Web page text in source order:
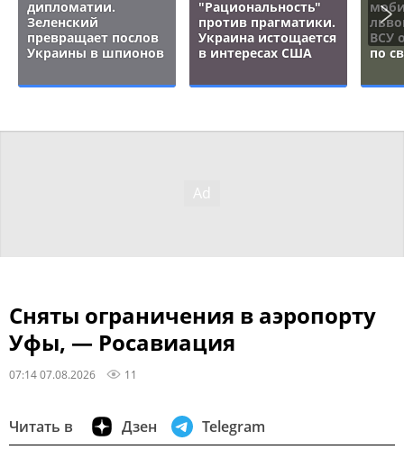
дипломатии.
Зеленский
превращает послов
Украины в шпионов
"Рациональность"
против прагматики.
Украина истощается
в интересах США
ВСУ
по
Сняты ограничения в аэропорту
Уфы, — Росавиация
07:14 07.08.2026 11
Читать в Дзен Telegram